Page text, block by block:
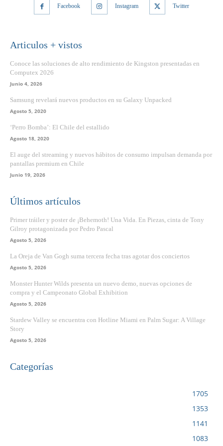
Facebook Instagram Twitter
Articulos + vistos
Conoce las soluciones de alto rendimiento de Kingston presentadas en
Computex 2026
Junio 4, 2026
Samsung revelará nuevos productos en su Galaxy Unpacked
Agosto 5, 2020
‘Perro Bomba’: El Chile del estallido
Agosto 18, 2020
El auge del streaming y nuevos hábitos de consumo impulsan demanda por
pantallas premium en Chile
Junio 19, 2026
Últimos artículos
Primer tráiler y poster de ¡Behemoth! Una Vida. En Piezas, cinta de Tony
Gilroy protagonizada por Pedro Pascal
Agosto 5, 2026
La Oreja de Van Gogh suma tercera fecha tras agotar dos conciertos
Agosto 5, 2026
Monster Hunter Wilds presenta un nuevo demo, nuevas opciones de
compra y el Campeonato Global Exhibition
Agosto 5, 2026
Stardew Valley se encuentra con Hotline Miami en Palm Sugar: A Village
Story
Agosto 5, 2026
Categorías
1705
1353
1141
1083